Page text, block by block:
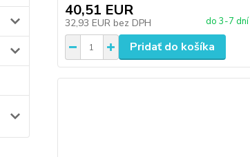
40,51 EUR
32,93 EUR bez DPH do 3-7 dní
Pridať do košíka